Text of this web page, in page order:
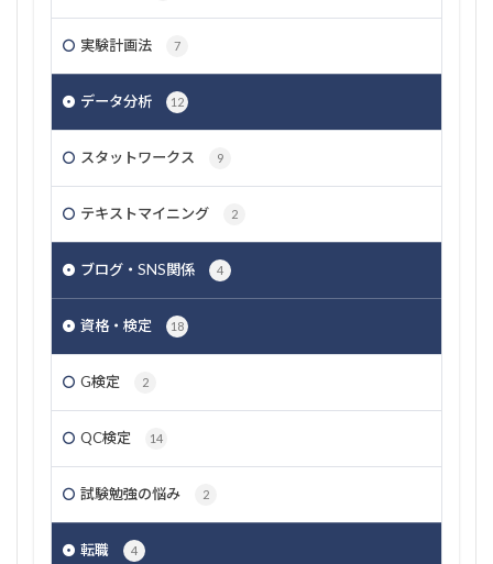
実験計画法 7
データ分析 12
スタットワークス 9
テキストマイニング 2
ブログ・SNS関係 4
資格・検定 18
G検定 2
QC検定 14
試験勉強の悩み 2
転職 4